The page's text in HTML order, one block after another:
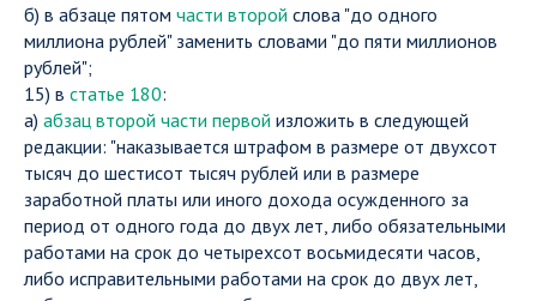
б) в абзаце пятом части второй слова "до одного
миллиона рублей" заменить словами "до пяти миллионов
рублей";
15) в статье 180:
а) абзац второй части первой изложить в следующей
редакции: "наказывается штрафом в размере от двухсот
тысяч до шестисот тысяч рублей или в размере
заработной платы или иного дохода осужденного за
период от одного года до двух лет, либо обязательными
работами на срок до четырехсот восьмидесяти часов,
либо исправительными работами на срок до двух лет,